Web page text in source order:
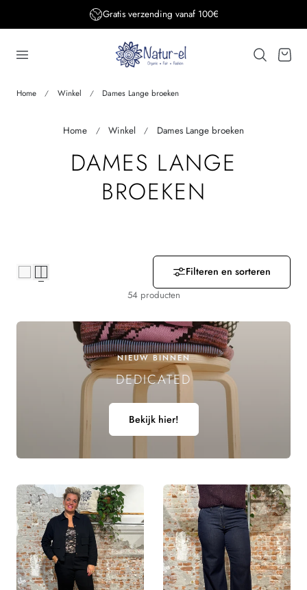
Gratis verzending BE&DE vanaf 150€
…
Home Winkel Dames Lange broeken
Home Winkel Dames Lange broeken
V
E
N
G
:
DAMES LANGE
BROEKEN
Filteren en sorteren
54 producten
NIEUW BINNEN
DEDICATED
Bekijk hier!